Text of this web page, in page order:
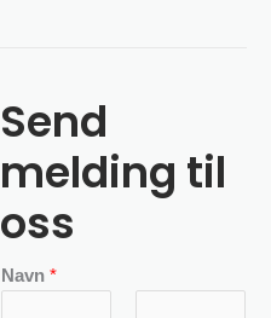
Send
melding til
oss
Navn *